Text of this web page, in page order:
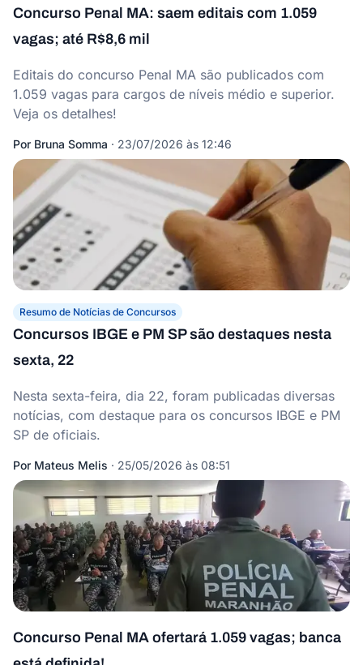
Concurso Penal MA: saem editais com 1.059
vagas; até R$8,6 mil
Editais do concurso Penal MA são publicados com
1.059 vagas para cargos de níveis médio e superior.
Veja os detalhes!
Por Bruna Somma · 23/07/2026 às 12:46
Resumo de Notícias de Concursos
Concursos IBGE e PM SP são destaques nesta
sexta, 22
Nesta sexta-feira, dia 22, foram publicadas diversas
notícias, com destaque para os concursos IBGE e PM
SP de oficiais.
Por Mateus Melis · 25/05/2026 às 08:51
Concurso Penal MA ofertará 1.059 vagas; banca